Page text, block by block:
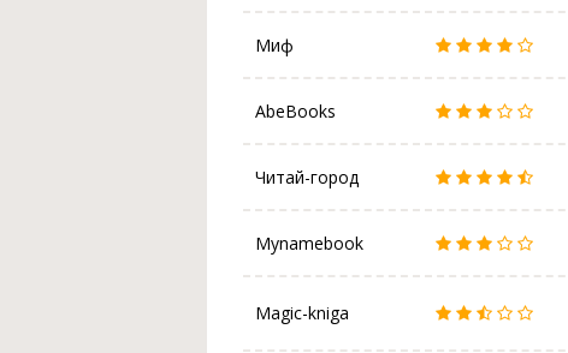
Миф
AbeBooks
Читай-город
Mynamebook
Magic-kniga